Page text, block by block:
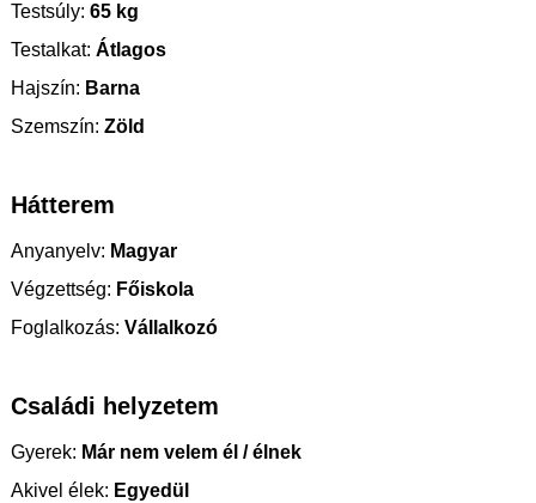
Testsúly: 65 kg
Testalkat: Átlagos
Hajszín: Barna
Szemszín: Zöld
Hátterem
Anyanyelv: Magyar
Végzettség: Főiskola
Foglalkozás: Vállalkozó
Családi helyzetem
Gyerek: Már nem velem él / élnek
Akivel élek: Egyedül